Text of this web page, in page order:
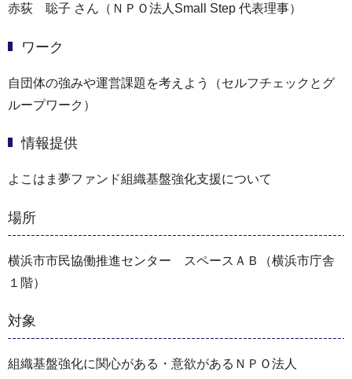
赤荻 聡子 さん（ＮＰＯ法人Small Step 代表理事）
ワーク
自団体の強みや運営課題を考えよう（セルフチェックとグ
ループワーク）
情報提供
よこはま夢ファンド組織基盤強化支援について
場所
横浜市市民協働推進センター スペースＡＢ（横浜市庁舎
１階）
対象
組織基盤強化に関心がある・意欲があるＮＰＯ法人